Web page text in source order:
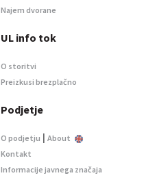
Najem dvorane
UL info tok
O storitvi
Preizkusi brezplačno
Podjetje
O podjetju | About
Kontakt
Informacije javnega značaja